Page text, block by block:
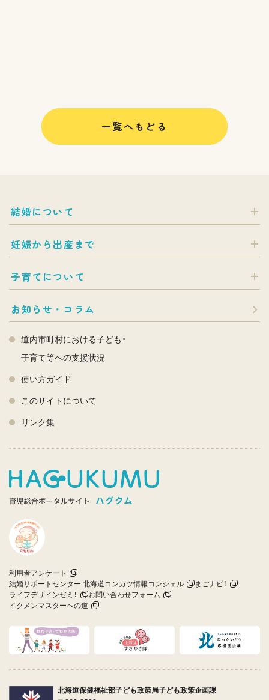
一覧へもどる
結婚について
妊娠から出産まで
子育てについて
お知らせ・コラム
道内市町村における子ども・
子育て等への支援状況
使い方ガイド
このサイトについて
リンク集
利用者アンケート
結婚サポートセンター 北海道コンカツ情報コンシェル
まごナビ！
ライフデザインゼミ！
お問い合わせフォーム
イクメンマスターへの道
北海道保健福祉部子ども政策局子ども政策企画課